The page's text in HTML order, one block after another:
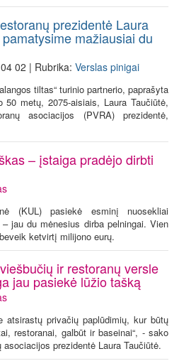
prezidentė Laura
mažiausiai du
02 | Rubrika: Verslas pinigai
tiltas“ turinio partnerio, paprašyta
metų, 2075-aisiais, Laura Taučiūtė,
asociacijos (PVRA) prezidentė,
– įstaiga pradėjo dirbti
(KUL) pasiekė esminį nuosekliai
jau du mėnesius dirba pelningai. Vien
ketvirtį milijono eurų.
ir restoranų versle
jau pasiekė lūžio tašką
atsirastų privačių paplūdimių, kur būtų
restoranai, galbūt ir baseinai“, - sako
prezidentė Laura Taučiūtė.